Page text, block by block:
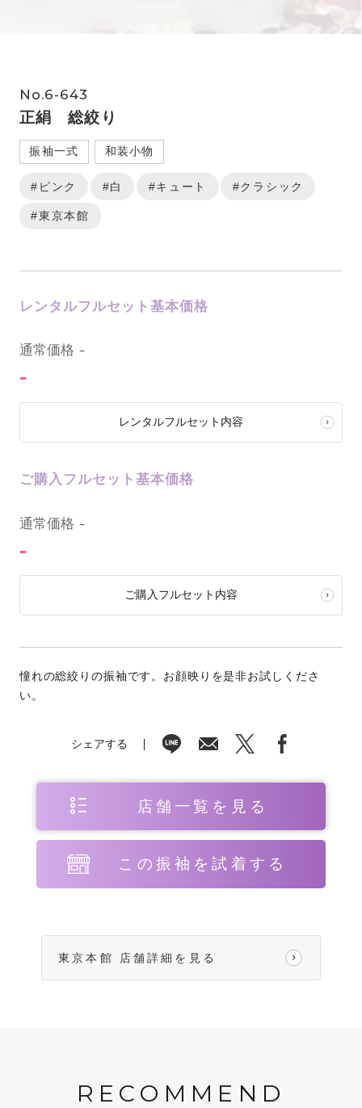
No.6-643
正絹 総絞り
振袖一式 和装小物
#ピンク #白 #キュート #クラシック
#東京本館
レンタルフルセット基本価格
通常価格 -
-
レンタルフルセット内容
ご購入フルセット基本価格
通常価格 -
-
ご購入フルセット内容
憧れの総絞りの振袖です。お顔映りを是非お試しくださ
い。
シェアする
店舗一覧を見る
この振袖を試着する
東京本館 店舗詳細を見る
RECOMMEND